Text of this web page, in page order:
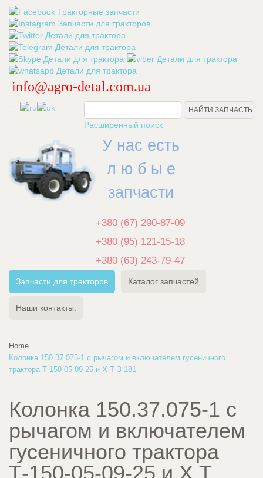
info@agro-detal.com.ua
Расширенный поиск
У нас есть
л ю б ы е
запчасти
+380 (67) 290-87-09
+380 (95) 121-15-18
+380 (63) 243-79-47
Запчасти для тракторов Каталог запчастей
Наши контакты.
Home
Колонка 150.37.075-1 с рычагом и включателем гусеничного
трактора Т-150-05-09-25 и Х Т З-181
Колонка 150.37.075-1 с
рычагом и включателем
гусеничного трактора
Т-150-05-09-25 и Х Т